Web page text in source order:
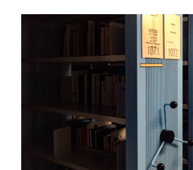
Barra
lateral
artículo